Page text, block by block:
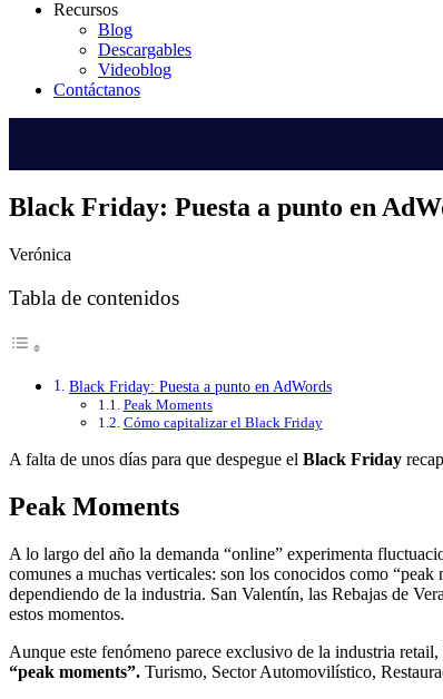
Recursos
Blog
Descargables
Videoblog
Contáctanos
Black Friday: Puesta a punto en
Verónica
Tabla de contenidos
Black Friday: Puesta a punto en AdWords
Peak Moments
Cómo capitalizar el Black Friday
A falta de unos días para que despegue el Black Friday
Peak Moments
A lo largo del año la demanda “online” experimenta
comunes a muchas verticales: son los conocidos como
dependiendo de la industria. San Valentín, las Rebajas de
estos momentos.
Aunque este fenómeno parece exclusivo de la industria retail,
“peak moments”. Turismo, Sector Automovilístico,